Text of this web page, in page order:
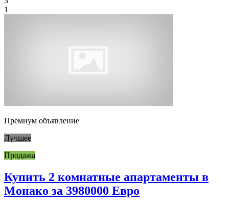
1
Премиум объявление
Лучшее
Продажа
Купить 2 комнатные апартаменты в
Монако за 3980000 Евро